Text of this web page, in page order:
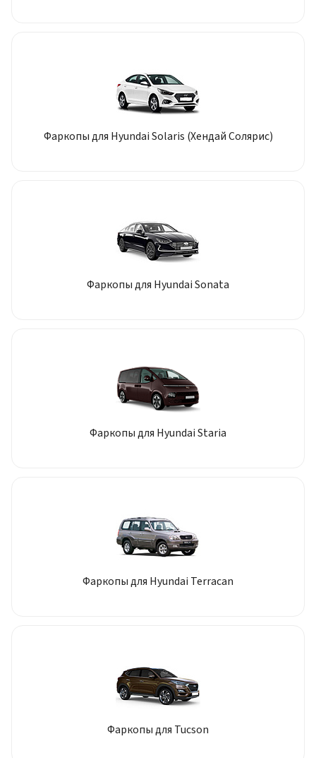
Фаркопы для Hyundai Solaris (Хендай Солярис)
Фаркопы для Hyundai Sonata
Фаркопы для Hyundai Staria
Фаркопы для Hyundai Terracan
Фаркопы для Tucson